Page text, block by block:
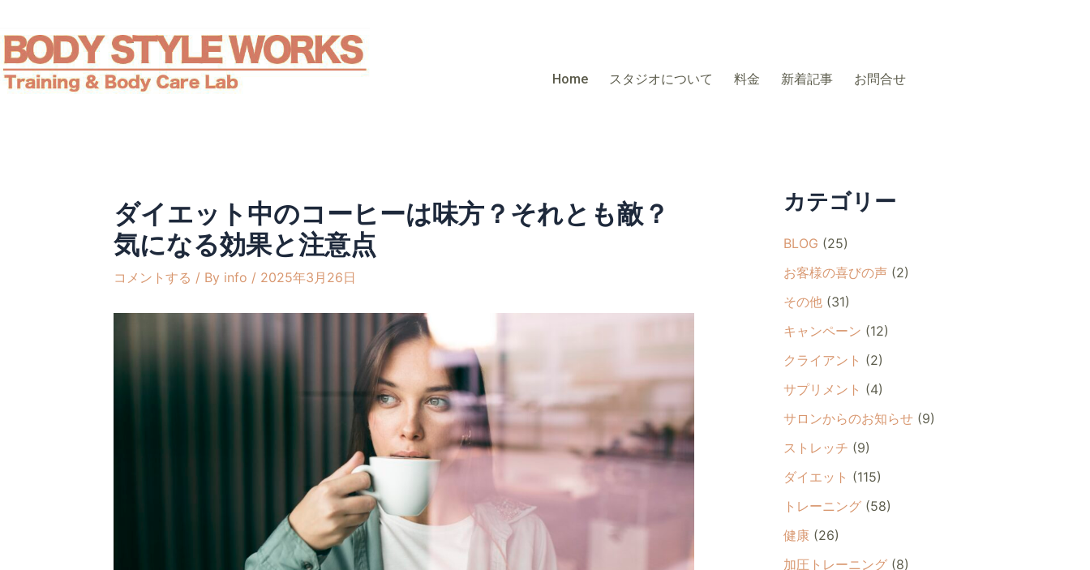
容
を
ス
キ
Home スタジオについて 料金 新着記事 お問合せ
ダイエット中のコーヒーは味方？それとも敵？
気になる効果と注意点
コメントする / By info / 2025年3月26日
navigation
カテゴリー
BLOG (25)
お客様の喜びの声 (2)
その他 (31)
キャンペーン (12)
クライアント (2)
サプリメント (4)
サロンからのお知らせ (9)
ストレッチ (9)
ダイエット (115)
トレーニング (58)
健康 (26)
加圧トレーニング (8)